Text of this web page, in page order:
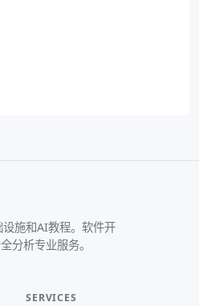
施和AI教程。软件开
分析专业服务。
SERVICES